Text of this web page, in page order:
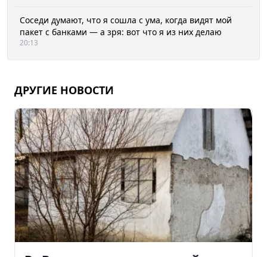
Соседи думают, что я сошла с ума, когда видят мой
пакет с банками — а зря: вот что я из них делаю
20:13
ДРУГИЕ НОВОСТИ